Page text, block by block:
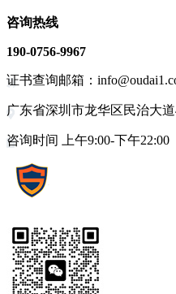
咨询热线
190-0756-9967
证书查询邮箱：
广东省深圳市龙华区民治大
咨询时间 上午9:00-下午22:00